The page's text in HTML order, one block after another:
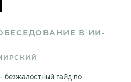
В ИИ-
безжалостный гайд по